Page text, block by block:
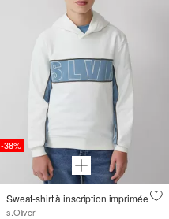
-38%
Sweat-shirt à inscription imprimée
s.Oliver